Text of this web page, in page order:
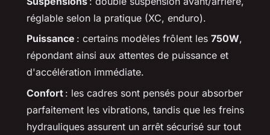
réglable selon la pratique (XC, enduro).
Puissance : certains modèles frôlent les 750W,
répondant ainsi aux attentes de puissance et
d'accélération immédiate.
Confort : les cadres sont pensés pour absorber
parfaitement les vibrations, tandis que les freins
hydrauliques assurent un arrêt sécurisé sur tout